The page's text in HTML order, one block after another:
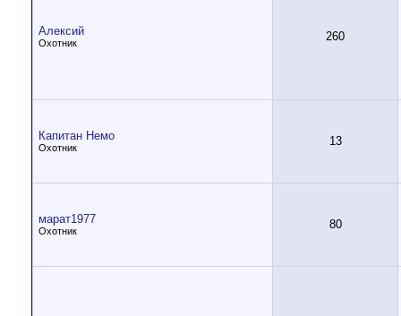
Алексий
Охотник 260
Капитан Немо
Охотник 13
марат1977
Охотник 80